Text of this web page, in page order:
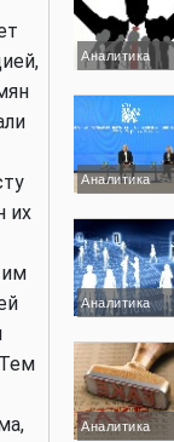
их
Аналитика
Аналитика
Аналитика
Аналитика